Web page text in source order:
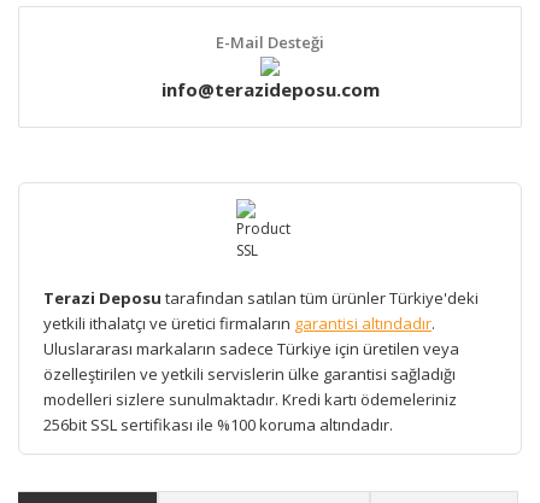
E-Mail Desteği
info@terazideposu.com
Terazi Deposu tarafından satılan tüm ürünler Türkiye'deki
yetkili ithalatçı ve üretici firmaların garantisi altındadır.
Uluslararası markaların sadece Türkiye için üretilen veya
özelleştirilen ve yetkili servislerin ülke garantisi sağladığı
modelleri sizlere sunulmaktadır. Kredi kartı ödemeleriniz
256bit SSL sertifikası ile %100 koruma altındadır.